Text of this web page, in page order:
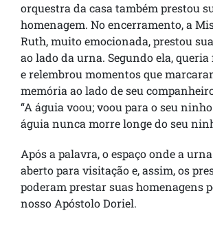
orquestra da casa também prestou
homenagem. No encerramento, a
Ruth, muito emocionada, prestou
ao lado da urna. Segundo ela,
e relembrou momentos que
memória ao lado de seu
“A águia voou; voou para o seu
águia nunca morre longe do seu
Após a palavra, o espaço onde a
aberto para visitação e, assim, os
poderam prestar suas homenagens
nosso Apóstolo Doriel.